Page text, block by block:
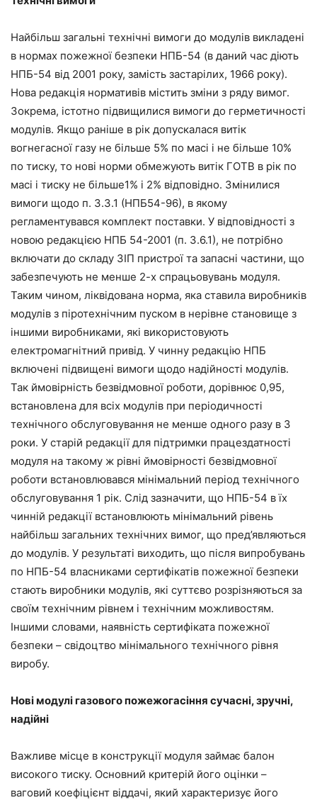
Найбільш загальні технічні вимоги до модулів викладені
в нормах пожежної безпеки НПБ-54 (в даний час діють
НПБ-54 від 2001 року, замість застарілих, 1966 року).
Нова редакція нормативів містить зміни з ряду вимог.
Зокрема, істотно підвищилися вимоги до герметичності
модулів. Якщо раніше в рік допускалася витік
вогнегасної газу не більше 5% по масі і не більше 10%
по тиску, то нові норми обмежують витік ГОТВ в рік по
масі і тиску не більше1% і 2% відповідно. Змінилися
вимоги щодо п. 3.3.1 (НПБ54-96), в якому
регламентувався комплект поставки. У відповідності з
новою редакцією НПБ 54-2001 (п. 3.6.1), не потрібно
включати до складу ЗІП пристрої та запасні частини, що
забезпечують не менше 2-х спрацьовувань модуля.
Таким чином, ліквідована норма, яка ставила виробників
модулів з піротехнічним пуском в нерівне становище з
іншими виробниками, які використовують
електромагнітний привід. У чинну редакцію НПБ
включені підвищені вимоги щодо надійності модулів.
Так ймовірність безвідмовної роботи, дорівнює 0,95,
встановлена для всіх модулів при періодичності
технічного обслуговування не менше одного разу в 3
роки. У старій редакції для підтримки працездатності
модуля на такому ж рівні ймовірності безвідмовної
роботи встановлювався мінімальний період технічного
обслуговування 1 рік. Слід зазначити, що НПБ-54 в їх
чинній редакції встановлюють мінімальний рівень
найбільш загальних технічних вимог, що пред’являються
до модулів. У результаті виходить, що після випробувань
по НПБ-54 власниками сертифікатів пожежної безпеки
стають виробники модулів, які суттєво розрізняються за
своїм технічним рівнем і технічним можливостям.
Іншими словами, наявність сертифіката пожежної
безпеки – свідоцтво мінімального технічного рівня
виробу.
Нові модулі газового пожежогасіння сучасні, зручні,
надійні
Важливе місце в конструкції модуля займає балон
високого тиску. Основний критерій його оцінки –
ваговий коефіцієнт віддачі, який характеризує його